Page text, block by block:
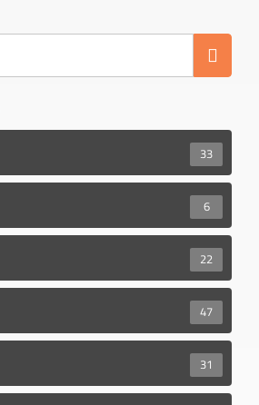
33
6
22
47
31